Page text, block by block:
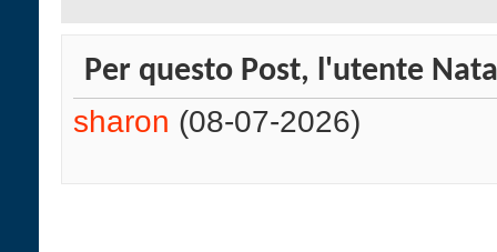
Per questo Post, l'utente
sharon (08-07-2026)